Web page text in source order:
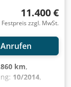
11.400 €
Festpreis zzgl. MwSt.
Anrufen
km,
10/2014,